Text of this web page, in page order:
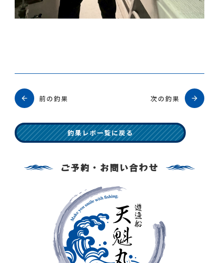
前の釣果 次の釣果
釣果レポ一覧に戻る
ご予約・お問い合わせ